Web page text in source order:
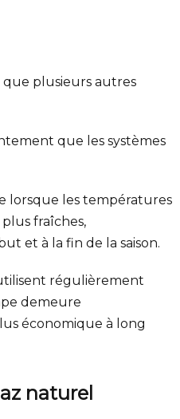
plusieurs autres
que les systèmes
lorsque les températures
fraîches,
et à la fin de la saison.
régulièrement
demeure
économique à long
naturel